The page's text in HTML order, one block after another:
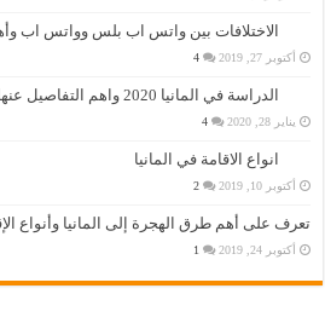
الاختلافات بين واتس اب بلس وواتس اب
أكتوبر 27, 2019 4
الدراسة في المانيا 2020 واهم التفاصيل عنها
يناير 28, 2020 4
انواع الاقامة في المانيا
أكتوبر 10, 2019 2
تعرف على أهم طرق الهجرة إلى المانيا وأنواع
أكتوبر 24, 2019 1